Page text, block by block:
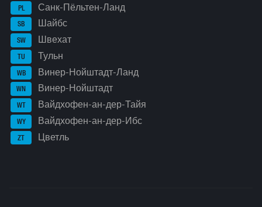
PL Санк-Пёльтен-Ланд
SB Шайбс
SW Швехат
TU Тульн
WB Винер-Нойштадт-Ланд
WN Винер-Нойштадт
WT Вайдхофен-ан-дер-Тайя
WY Вайдхофен-ан-дер-Ибс
ZT Цветль